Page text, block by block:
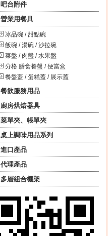
吧台附件
營業用餐具
冰品碗 / 甜點碗
飯碗 / 湯碗 / 沙拉碗
菜盤 / 肉盤 / 水果盤
分格 膳食餐盤 / 便當盒
餐盤蓋 / 蛋糕蓋 / 展示蓋
餐飲服務用品
廚房烘焙器具
菜單夾、帳單夾
桌上調味用品系列
進口產品
代理產品
多層組合棚架